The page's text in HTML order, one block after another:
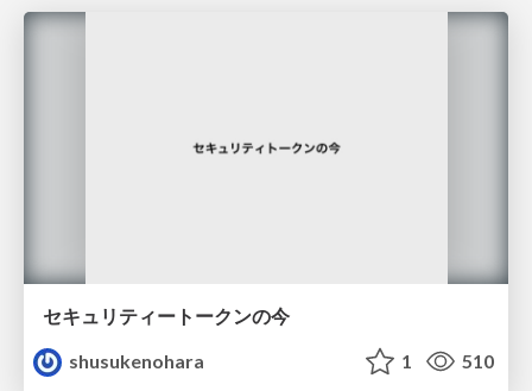
セキュリティートークンの今
shusukenohara
1 510